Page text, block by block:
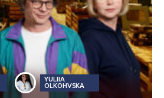
YULIIA
OLKOHVSKA